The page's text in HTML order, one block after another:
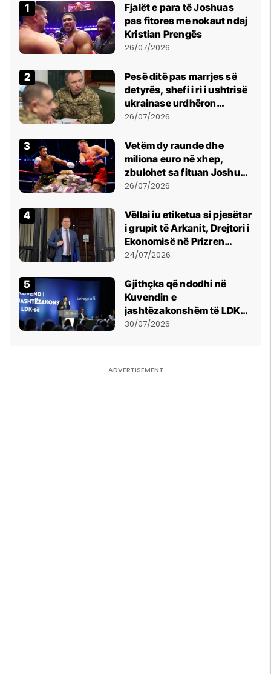
Fjalët e para të Joshuas
pas fitores me nokaut ndaj
Kristian Prengës
26/07/2026
Pesë ditë pas marrjes së
detyrës, shefi i ri i ushtrisë
ukrainase urdhëron
kontroll të madh
26/07/2026
Vetëm dy raunde dhe
miliona euro në xhep,
zbulohet sa fituan Joshua
e Prenga
26/07/2026
Vëllai iu etiketua si pjesëtar
i grupit të Arkanit, Drejtori i
Ekonomisë në Prizren
mohon pretendimet
24/07/2026
Gjithçka që ndodhi në
Kuvendin e
jashtëzakonshëm të LDK-
së
30/07/2026